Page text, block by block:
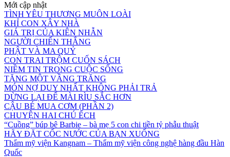
Mới cập nhật
TÌNH YÊU THƯƠNG MUÔN LOÀI
KHỈ CON XÂY NHÀ
GIÁ TRỊ CỦA KIÊN NHẪN
NGƯỜI CHIẾN THẮNG
PHẬT VÀ MA QUỶ
CON TRAI TRỘM CUỐN SÁCH
NIỀM TIN TRONG CUỘC SỐNG
TẶNG MỘT VẦNG TRĂNG
MÓN NỢ DUY NHẤT KHÔNG PHẢI TRẢ
DỪNG LẠI ĐỂ MÀI RÌU SẮC HƠN
CẬU BÉ MUA CƠM (PHẦN 2)
CHUYỆN HAI CHÚ ẾCH
“Cuồng” búp bê Barbie – bà mẹ 5 con chi tiền tỷ phẫu thuật
HÃY ĐẶT CỐC NƯỚC CỦA BẠN XUỐNG
Thẩm mỹ viện Kangnam – Thẩm mỹ viện công nghệ hàng đầu Hàn
Quốc